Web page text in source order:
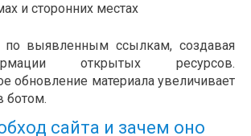
и сторонних местах
по выявленным ссылкам, создавая
открытых ресурсов.
обновление материала увеличивает
ботом.
сайта и зачем оно